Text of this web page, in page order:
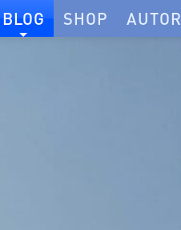
BLOG SHOP AUTOR